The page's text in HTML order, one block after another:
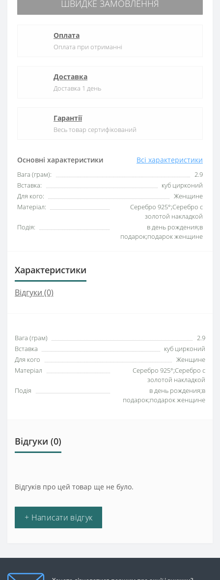
Основні характеристики Всі характеристики
Вага (грам):
2.9
Вставка:
куб цирконий
Для кого:
Женщине
Матеріал:
Серебро 925°;Серебро с
золотой накладкой
Подія:
в день рождения;в
подарок;подарок женщине
ШВИДКЕ ЗАМОВЛЕННЯ
Оплата
Оплата при отриманні
Доставка
Доставка 1 день
Гарантії
Весь товар сертифікований
Характеристики
Відгуки (0)
Вага (грам)
2.9
Вставка
куб цирконий
Для кого
Женщине
Матеріал
Серебро 925°;Серебро с
золотой накладкой
Подія
в день рождения;в
подарок;подарок женщине
Відгуки (0)
Відгуків про цей товар ще не було.
+ Написати відгук